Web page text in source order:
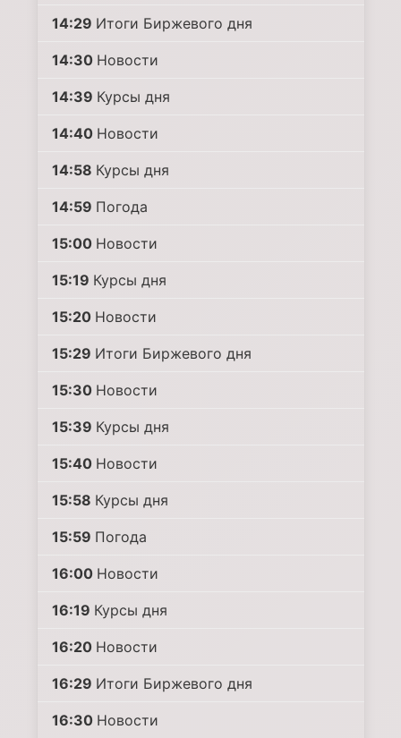
14:29 Итоги Биржевого дня
14:30 Новости
14:39 Курсы дня
14:40 Новости
14:58 Курсы дня
14:59 Погода
15:00 Новости
15:19 Курсы дня
15:20 Новости
15:29 Итоги Биржевого дня
15:30 Новости
15:39 Курсы дня
15:40 Новости
15:58 Курсы дня
15:59 Погода
16:00 Новости
16:19 Курсы дня
16:20 Новости
16:29 Итоги Биржевого дня
16:30 Новости